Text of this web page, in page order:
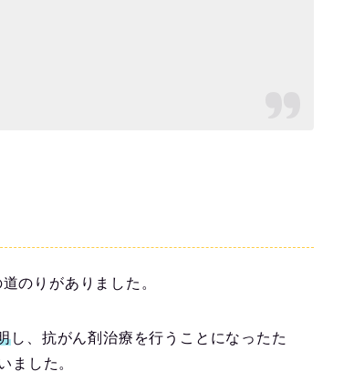
道のりがありました。
し、抗がん剤治療を行うことになったた
ました。